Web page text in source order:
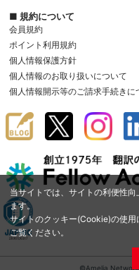
当サイトでは、サイトの利便性
ます。
サイトのクッキー(Cookie)の使用
ご覧ください。
■ 規約について
会員規約
ポイント利用規約
個人情報保護方針
個人情報のお取り扱いについて
個人情報開示等のご請求手続きに
©Amelia Network